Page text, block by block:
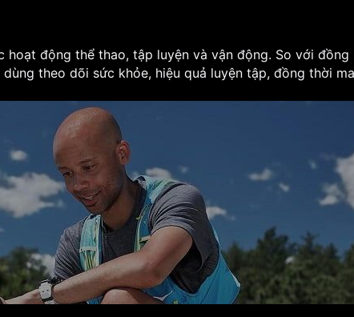
động thể thao, tập luyện và vận động. So với
theo dõi sức khỏe, hiệu quả luyện tập, đồng thời